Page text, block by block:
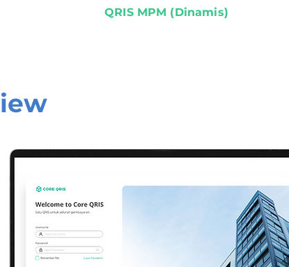
QRIS MPM (Dinamis)